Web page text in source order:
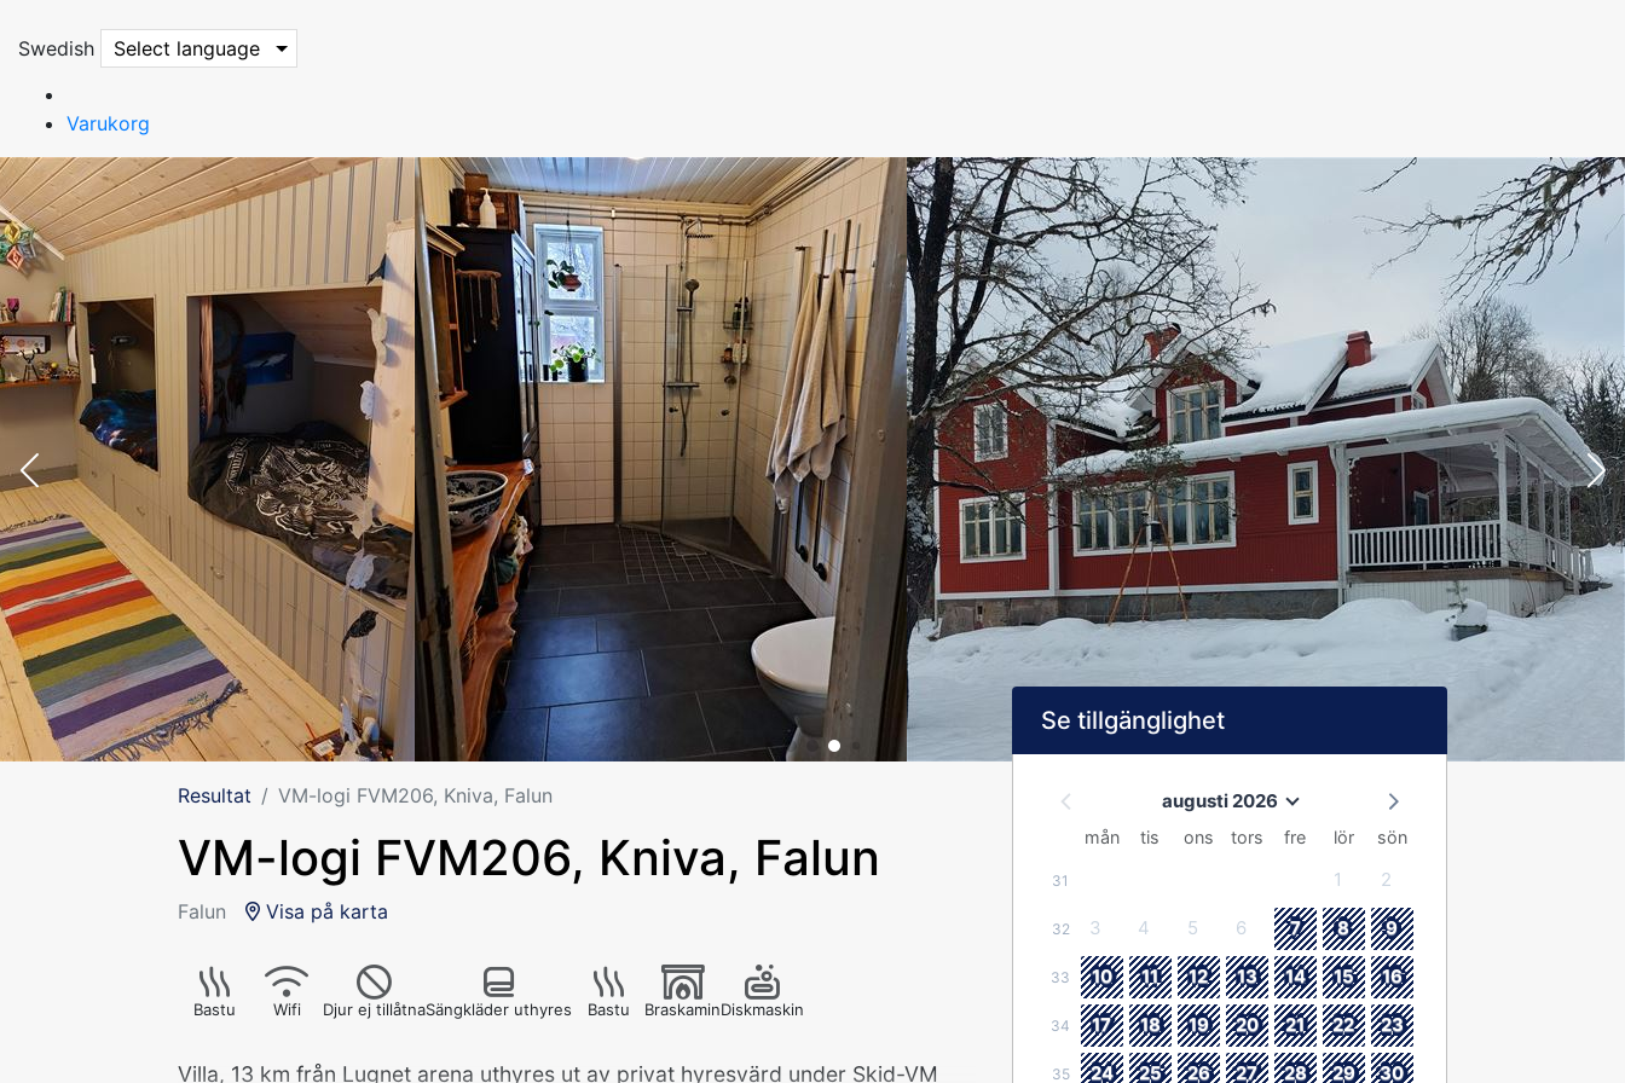
Swedish Select language
Varukorg
Resultat VM-logi FVM206, Kniva, Falun
VM-logi FVM206, Kniva, Falun
Falun Visa på karta
Bastu Wifi Djur ej tillåtnaSängkläder uthyres Bastu BraskaminDiskmaskin
Villa, 13 km från Lugnet arena uthyres ut av privat hyresvärd under Skid-VM
Se tillgänglighet
augusti 2026
mån tis ons tors fre lör sön
31 1 2
32 3 4 5 6 7 8 9
33 10 11 12 13 14 15 16
34 17 18 19 20 21 22 23
35 24 25 26 27 28 29 30